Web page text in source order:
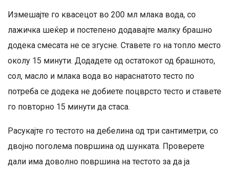
Измешајте го квасецот во 200 мл млака вода, со
лажичка шеќер и постепено додавајте малку брашно
додека смесата не се згусне. Ставете го на топло место
околу 15 минути. Додадете од остатокот од брашното,
сол, масло и млака вода во нараснатото тесто по
потреба се додека не добиете поцврсто тесто и ставете
го повторно 15 минути да стаса.
Расукајте го тестото на дебелина од три сантиметри, со
двојно поголема површина од шунката. Проверете
дали има доволно површина на тестото за да ја